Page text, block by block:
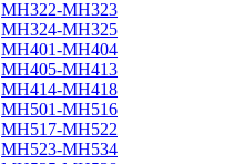
МН322-МН323
МН324-МН325
МН401-МН404
МН405-МН413
МН414-МН418
МН501-МН516
МН517-МН522
МН523-МН534